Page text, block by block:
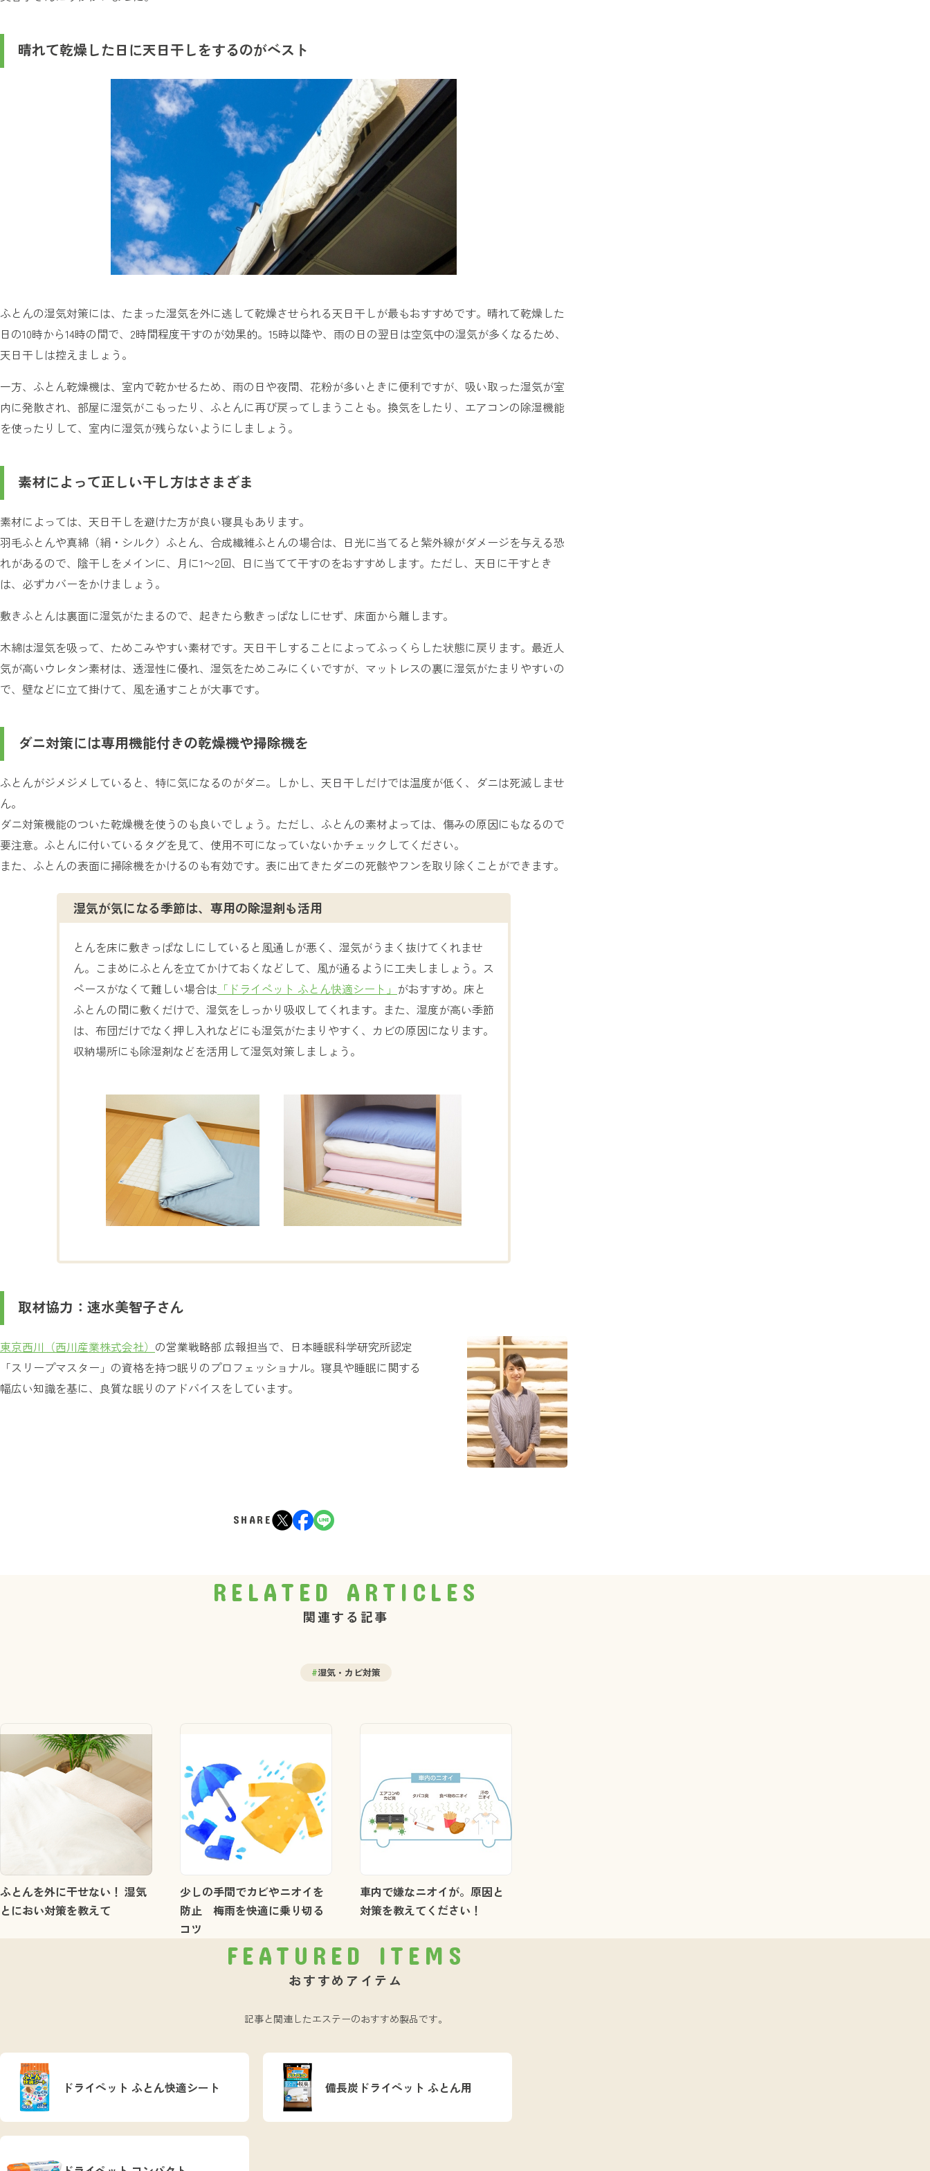
晴れて乾燥した日に天日干しをするのがベスト
ふとんの湿気対策には、たまった湿気を外に逃して乾燥させられる天日干しが最もおすすめです。晴れて乾燥した
日の10時から14時の間で、2時間程度干すのが効果的。15時以降や、雨の日の翌日は空気中の湿気が多くなるため、
天日干しは控えましょう。
一方、ふとん乾燥機は、室内で乾かせるため、雨の日や夜間、花粉が多いときに便利ですが、吸い取った湿気が室
内に発散され、部屋に湿気がこもったり、ふとんに再び戻ってしまうことも。換気をしたり、エアコンの除湿機能
を使ったりして、室内に湿気が残らないようにしましょう。
素材によって正しい干し方はさまざま
素材によっては、天日干しを避けた方が良い寝具もあります。
羽毛ふとんや真綿（絹・シルク）ふとん、合成繊維ふとんの場合は、日光に当てると紫外線がダメージを与える恐
れがあるので、陰干しをメインに、月に1〜2回、日に当てて干すのをおすすめします。ただし、天日に干すとき
は、必ずカバーをかけましょう。
敷きふとんは裏面に湿気がたまるので、起きたら敷きっぱなしにせず、床面から離します。
木綿は湿気を吸って、ためこみやすい素材です。天日干しすることによってふっくらした状態に戻ります。最近人
気が高いウレタン素材は、透湿性に優れ、湿気をためこみにくいですが、マットレスの裏に湿気がたまりやすいの
で、壁などに立て掛けて、風を通すことが大事です。
ダニ対策には専用機能付きの乾燥機や掃除機を
ふとんがジメジメしていると、特に気になるのがダニ。しかし、天日干しだけでは温度が低く、ダニは死滅しませ
ん。
ダニ対策機能のついた乾燥機を使うのも良いでしょう。ただし、ふとんの素材よっては、傷みの原因にもなるので
要注意。ふとんに付いているタグを見て、使用不可になっていないかチェックしてください。
また、ふとんの表面に掃除機をかけるのも有効です。表に出てきたダニの死骸やフンを取り除くことができます。
湿気が気になる季節は、専用の除湿剤も活用
とんを床に敷きっぱなしにしていると風通しが悪く、湿気がうまく抜けてくれませ
ん。こまめにふとんを立てかけておくなどして、風が通るように工夫しましょう。ス
ペースがなくて難しい場合は 「ドライペット ふとん快適シート」 がおすすめ。床と
ふとんの間に敷くだけで、湿気をしっかり吸収してくれます。また、湿度が高い季節
は、布団だけでなく押し入れなどにも湿気がたまりやすく、カビの原因になります。
収納場所にも除湿剤などを活用して湿気対策しましょう。
取材協力：速水美智子さん
東京西川（西川産業株式会社） の営業戦略部 広報担当で、日本睡眠科学研究所認定
「スリープマスター」の資格を持つ眠りのプロフェッショナル。寝具や睡眠に関する
幅広い知識を基に、良質な眠りのアドバイスをしています。
SHARE
RELATED ARTICLES
関連する記事
#湿気・カビ対策
ふとんを外に干せない！ 湿気
とにおい対策を教えて
少しの手間でカビやニオイを
防止 梅雨を快適に乗り切る
コツ
車内で嫌なニオイが。原因と
対策を教えてください！
FEATURED ITEMS
おすすめアイテム
記事と関連したエステーのおすすめ製品です。
ドライペット ふとん快適シート 備長炭ドライペット ふとん用